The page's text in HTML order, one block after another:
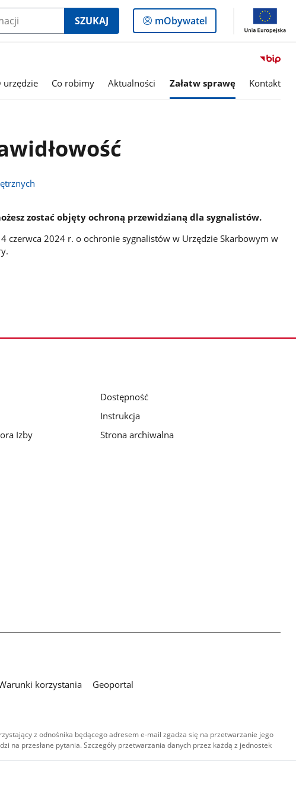
SZUKAJ
Logowanie
do
mObywatel
urzędzie Co robimy Aktualności Załatw sprawę Kontakt
zostać objęty ochroną przewidzianą dla sygnalistów.
czerwca 2024 r. o ochronie sygnalistów w Urzędzie Skarbowym w
Izby
Dostępność
Instrukcja
Strona archiwalna
korzystania
Geoportal
z odnośnika będącego adresem e-mail zgadza się na przetwarzanie jego
na przesłane pytania. Szczegóły przetwarzania danych przez każdą z jednostek